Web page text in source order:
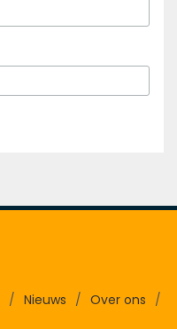
/ Nieuws / Over ons /